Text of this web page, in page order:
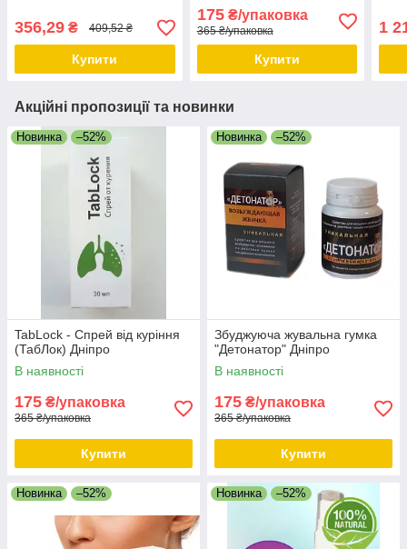
356,29 ₴ 409,52 ₴
Купити
175₴/упаковка
365 ₴/упаковка
Купити
1
Акційні пропозиції та новинки
Новинка –52%
TabLock - Спрей від куріння
(ТабЛок) Дніпро
В наявності
175 ₴/упаковка
365 ₴/упаковка
Купити
Новинка –52%
Збуджуюча жувальна гумка
"Детонатор" Дніпро
В наявності
175 ₴/упаковка
365 ₴/упаковка
Купити
Новинка –52% Новинка –52%